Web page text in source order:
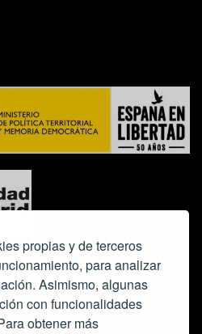
propias y de terceros
para analizar
Asimismo, algunas
con funcionalidades
obtener más